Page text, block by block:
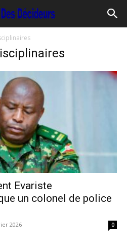
Evariste
un colonel de police
2026 0